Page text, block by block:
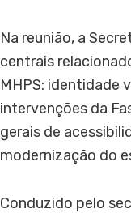
Na reunião, a
centrais
MHPS: identidade
intervenções da
gerais de
modernização do
Conduzido pelo